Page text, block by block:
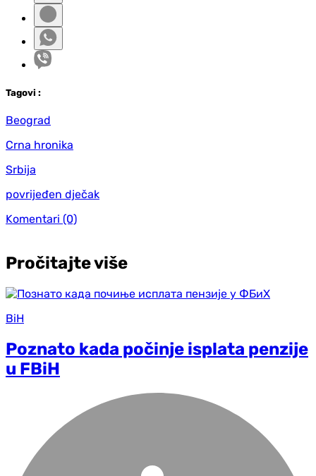
Tagovi :
Beograd
Crna hronika
Srbija
povrijeđen dječak
Komentari (0)
Pročitajte više
BiH
Poznato kada počinje isplata penzije
u FBiH